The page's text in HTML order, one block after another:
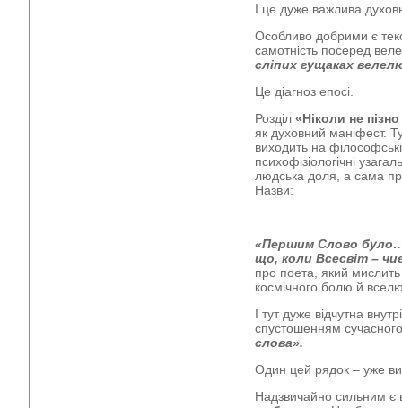
І це дуже важлива
Особливо добрими є
самотність посеред
сліпих гущаках
Це діагноз епосі.
Розділ «Ніколи не
як духовний маніфест.
виходить на
психофізіологічні
людська доля, а сама
Назви:
«Першим Слово
що, коли Всесвіт –
про поета, який
космічного болю й
І тут дуже відчутна
спустошенням
слова».
Один цей рядок – уже
Надзвичайно сильним є